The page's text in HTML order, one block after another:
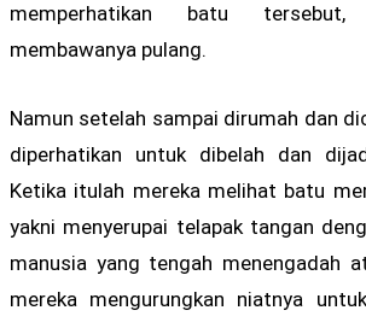
memperhatikan batu
membawanya pulang.
Namun setelah sampai dirumah dan
diperhatikan untuk dibelah dan
Ketika itulah mereka melihat batu
yakni menyerupai telapak tangan
manusia yang tengah menengadah
mereka mengurungkan niatnya